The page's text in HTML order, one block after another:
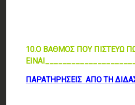
10.Ο ΒΑΘΜΟΣ ΠΟΥ ΠΙΣΤΕΥΩ
ΠΑΡΑΤΗΡΗΣΕΙΣ ΑΠΟ ΤΗ